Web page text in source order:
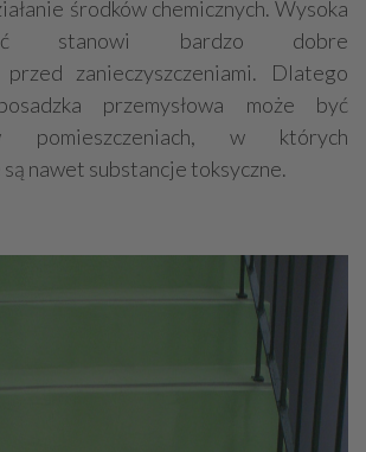
środków chemicznych. Wysoka
stanowi bardzo dobre
przed zanieczyszczeniami. Dlatego
przemysłowa może być
pomieszczeniach, w których
nawet substancje toksyczne.